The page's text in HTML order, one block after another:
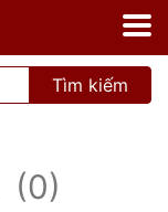
Tìm kiếm
(0)